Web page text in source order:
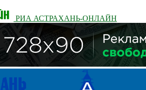
РИА АСТРАХАНЬ-ОНЛАЙН